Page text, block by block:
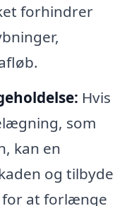
forhindrer
Hvis
som
kan en
og tilbyde
at forlænge